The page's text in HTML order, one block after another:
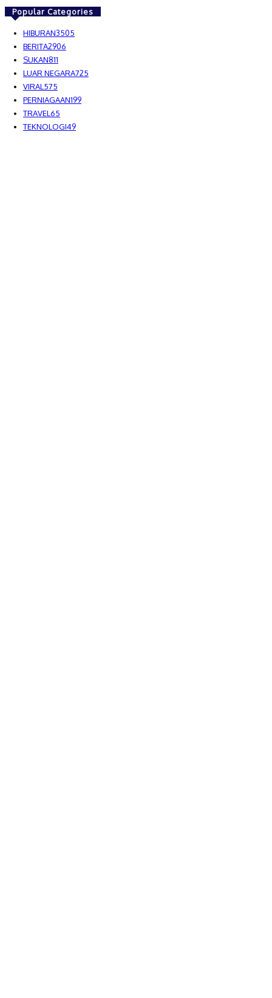
Popular Categories
HIBURAN3505
BERITA2906
SUKAN811
LUAR NEGARA725
VIRAL575
PERNIAGAAN199
TRAVEL65
TEKNOLOGI49